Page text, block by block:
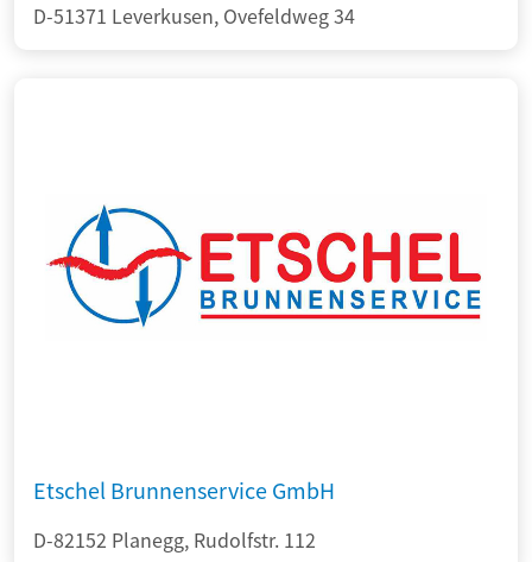
D-51371 Leverkusen, Ovefeldweg 34
Etschel Brunnenservice GmbH
D-82152 Planegg, Rudolfstr. 112